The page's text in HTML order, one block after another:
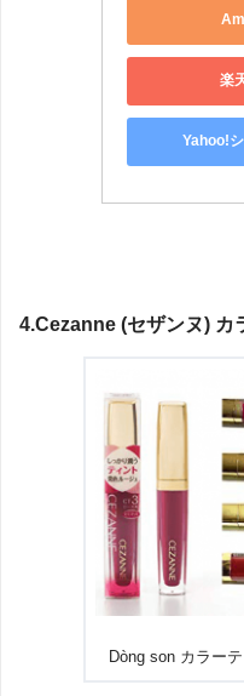
楽
Yahoo!
4.Cezanne (セザンヌ) カ
Dòng son カラー